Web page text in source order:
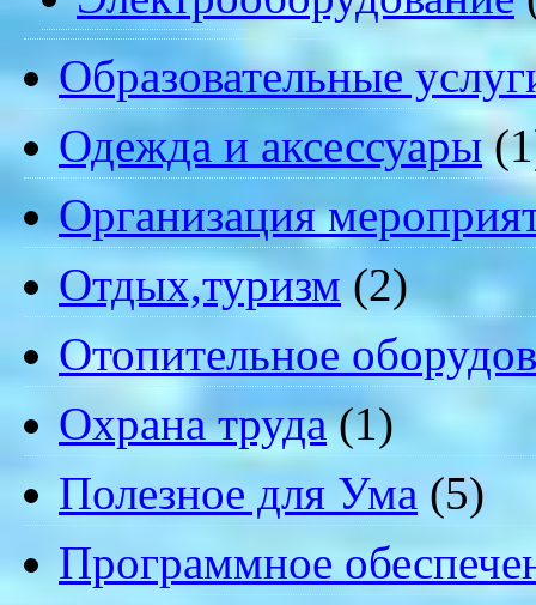
Образовательные
Одежда и аксессуары
Организация
Отдых,туризм (2)
Отопительное
Охрана труда(1)
Полезное для Ума (5)
Программное